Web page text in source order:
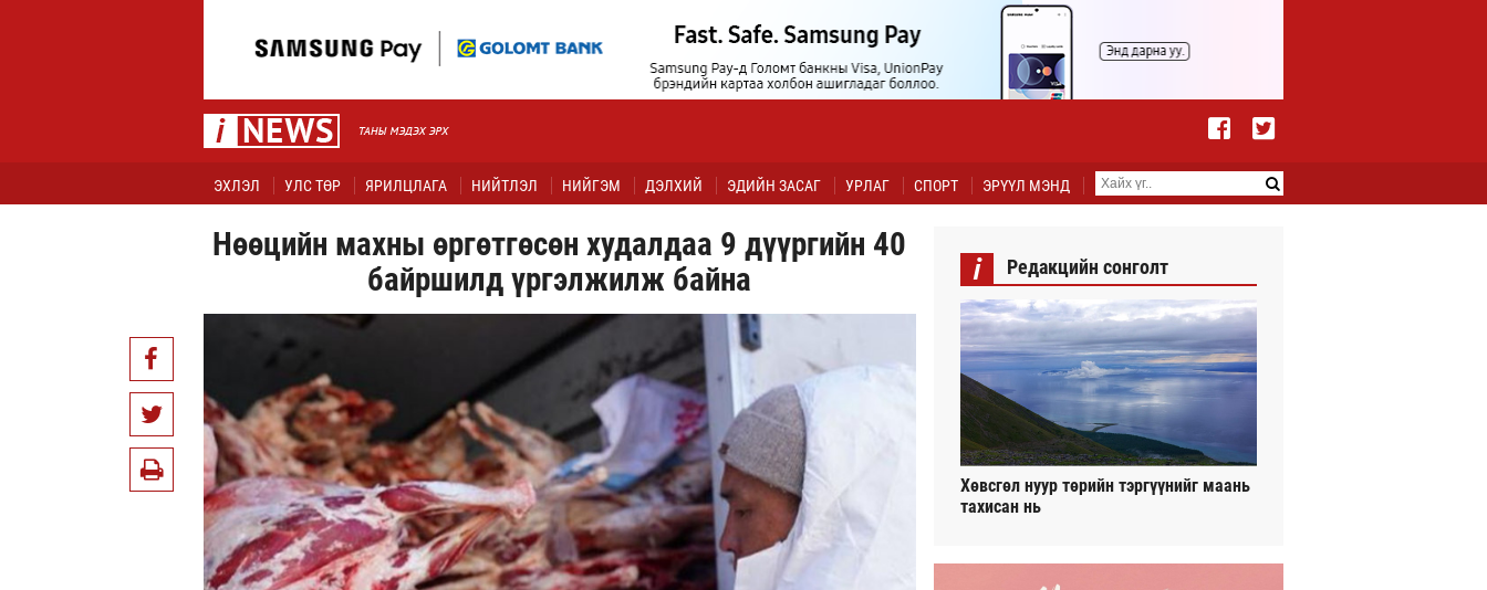
ЭХЛЭЛ УЛС ТӨР ЯРИЛЦЛАГА НИЙТЛЭЛ НИЙГЭМ ДЭЛХИЙ ЭДИЙН ЗАСАГ УРЛАГ СПОРТ ЭРҮҮЛ МЭНД
Нөөцийн махны өргөтгөсөн худалдаа 9 дүүргийн 40
байршилд үргэлжилж байна
i Редакцийн сонголт
Хөвсгөл нуур төрийн тэргүүнийг маань
тахисан нь